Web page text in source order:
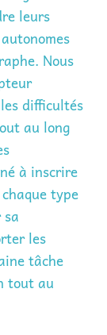
leurs
Nous
difficultés
au long
à inscrire
type
les
tâche
tout au